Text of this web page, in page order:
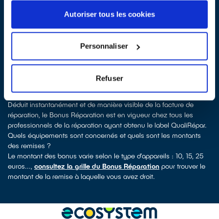
Autoriser tous les cookies
Personnaliser
Refuser
Pour trouver un réparateur d’appareils électriques à La Colle-sur-
Loup, vous pouvez consulter notre annuaire de réparateurs
réparateur, vous verrez pour quels types d’appareils ce
professionnel a obtenu le label. Congélateur, sèche-linge, petit
électroménager, télévision, smartphone, outils électriques : à
chaque famille d’équipements son réparateur spécialisé et
Comment bénéficier du Bonus Réparation à La Colle-sur-Loup ?
Déduit instantanément et de manière visible de la facture de
réparation, le Bonus Réparation est en vigueur chez tous les
professionnels de la réparation ayant obtenu le label QualiRépar.
Quels équipements sont concernés et quels sont les montants
des remises ?
Le montant des bonus varie selon le type d’appareils : 10, 15, 25
euros..., consultez la grille du Bonus Réparation pour trouver le
montant de la remise à laquelle vous avez droit.